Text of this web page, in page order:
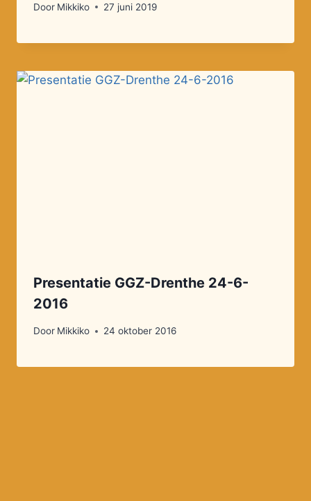
Door Mikkiko 27 juni 2019
Presentatie GGZ-Drenthe 24-6-
2016
Door Mikkiko 24 oktober 2016